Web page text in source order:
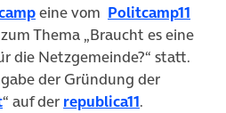
eine vom Politcamp11
Thema „Braucht es eine
die Netzgemeinde?“ statt.
der Gründung der
“ auf der republica11.